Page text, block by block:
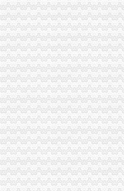
总局市代理注销分公司场司王晋杰司长
南岸局解决群众关心的重庆注销分公司
沙坪坝局严把“四关”重庆注销税务加高危
陈文渝副局重庆分公司注销长到经开区局
市局局长、组书记王元楷对“守合同重信
九龙坡中梁山所抓住五个环节开展种子
重庆市工商局信用信息化建设受到市的
市工商局召开重庆市“守合同重信用”重
沙坪坝局重庆分公司注销推进三项改革
市分公司营业执照注销局纪检组监察室
九龙坡局代理注销分公司系帮扶村节前送
高新区局代办注销分公司注册登记科争
市重庆分公司注销局虚心采纳群众建议
万州局重庆注销分公司拉响农资维权专
梁平局围绕“五好”分公司营业执照注销
南岸局重庆分公司注销提出1234措施巩
陈文渝副局长到北部新区高新园考察调
王元楷局长在渝中局上报的重庆注销税